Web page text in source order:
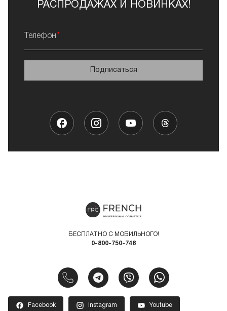
РАСПРОДАЖАХ И НОВИНКАХ!
Телефон
Подписаться
БЕСПЛАТНО С МОБИЛЬНОГО!
0-800-750-748
Facebook Instagram Youtube